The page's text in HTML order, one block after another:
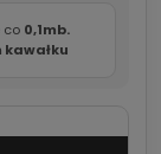
co 0,1mb.
kawałku